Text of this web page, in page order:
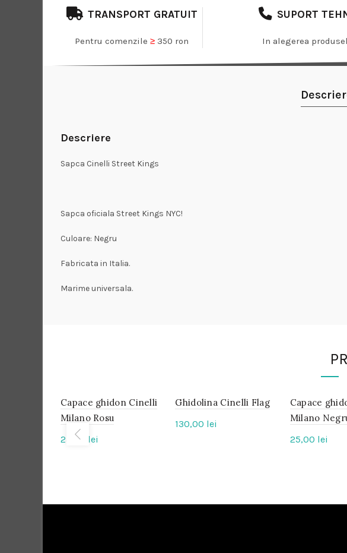
TRANSPORT GRATUIT
Pentru comenzile ≥350 ron
SUPORT
In alegerea
Descriere
Sapca Cinelli Street Kings
Sapca oficiala Street Kings NYC!
Culoare: Negru
Fabricata in Italia.
Marime universala.
IN
STOC
Capace ghidon Cinelli
Milano Rosu
25,00
lei
IN
STOC
Ghidolina Cinelli Flag
130,00 lei
IN
STOC
Capace
Milano
25,00 lei